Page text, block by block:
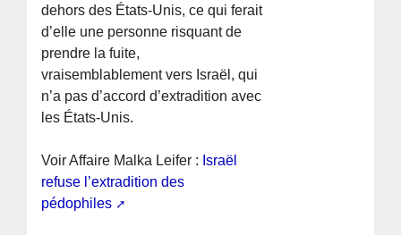
dehors des États-Unis, ce qui ferait
d’elle une personne risquant de
prendre la fuite,
vraisemblablement vers Israël, qui
n’a pas d’accord d’extradition avec
les États-Unis.
Voir Affaire Malka Leifer : Israël
refuse l’extradition des
pédophiles